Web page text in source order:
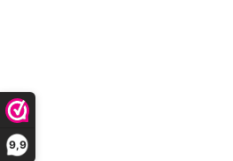
9,9